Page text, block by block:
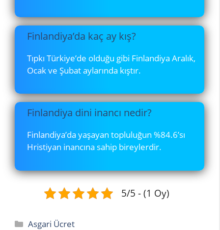
Finlandiya’da kaç ay kış?
Tıpkı Türkiye’de olduğu gibi Finlandiya Aralık,
Ocak ve Şubat aylarında kıştır.
Finlandiya dini inancı nedir?
Finlandiya’da yaşayan topluluğun %84.6’sı
Hristiyan inancına sahip bireylerdir.
5/5 - (1 Oy)
Kategoriler
Asgari Ücret